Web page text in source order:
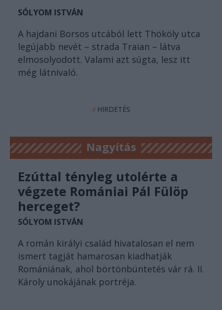
SÓLYOM ISTVÁN
A hajdani Borsos utcából lett Thököly utca
legújabb nevét – strada Traian – látva
elmosolyodott. Valami azt súgta, lesz itt
még látnivaló.
//HIRDETÉS
Nagyítás
Ezúttal tényleg utolérte a
végzete Romániai Pál Fülöp
herceget?
SÓLYOM ISTVÁN
A román királyi család hivatalosan el nem
ismert tagját hamarosan kiadhatják
Romániának, ahol börtönbüntetés vár rá. II.
Károly unokájának portréja.